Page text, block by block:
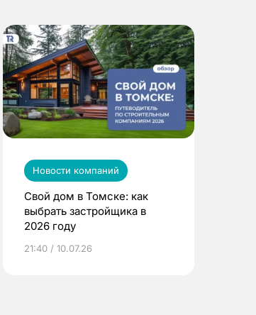
Новости компаний
Свой дом в Томске: как
выбрать застройщика в
2026 году
21:40 / 10.07.26